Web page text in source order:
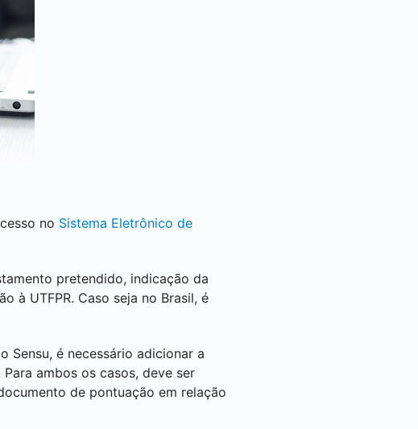
no Sistema Eletrônico de
pretendido, indicação da
à UTFPR. Caso seja no Brasil, é
Sensu, é necessário adicionar a
ambos os casos, deve ser
de pontuação em relação